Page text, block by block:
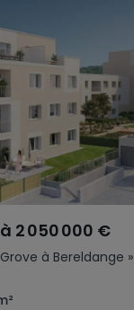
à Bereldange »
à 2 050 000 €